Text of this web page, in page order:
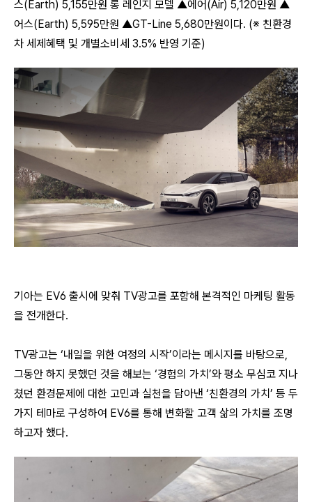
스(Earth) 5,155만원 롱 레인지 모델 ▲에어(Air) 5,120만원 ▲
어스(Earth) 5,595만원 ▲GT-Line 5,680만원이다. (※ 친환경
차 세제혜택 및 개별소비세 3.5% 반영 기준)
기아는 EV6 출시에 맞춰 TV광고를 포함해 본격적인 마케팅 활동
을 전개한다.
TV광고는 ‘내일을 위한 여정의 시작’이라는 메시지를 바탕으로,
그동안 하지 못했던 것을 해보는 ‘경험의 가치’와 평소 무심코 지나
쳤던 환경문제에 대한 고민과 실천을 담아낸 ‘친환경의 가치’ 등 두
가지 테마로 구성하여 EV6를 통해 변화할 고객 삶의 가치를 조명
하고자 했다.